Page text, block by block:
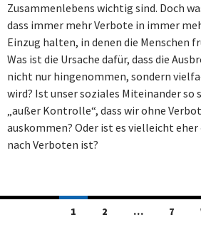
Zusammenlebens wichtig sind. Doch
dass immer mehr Verbote in immer
Einzug halten, in denen die Menschen
Was ist die Ursache dafür, dass die
nicht nur hingenommen, sondern
wird? Ist unser soziales Miteinander so
„außer Kontrolle“, dass wir ohne
auskommen? Oder ist es vielleicht
nach Verboten ist?
Beitragsnavigation
1 2 … 7